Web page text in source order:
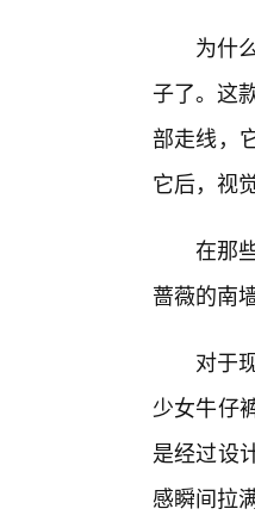
为什
子了。这
部走线，
它后，视
在那
蔷薇的南
对于
少女牛仔
是经过设
感瞬间拉满